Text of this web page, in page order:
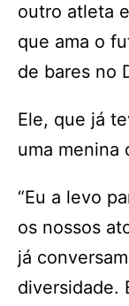
outro atleta
que ama o
de bares no
Ele, que já
uma menina
“Eu a levo
os nossos
já
diversidade.